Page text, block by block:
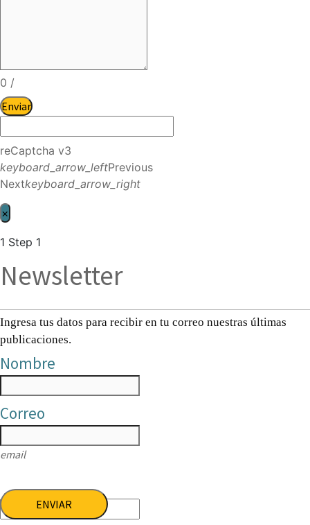
0 /
Enviar
reCaptcha v3
keyboard_arrow_leftPrevious
Nextkeyboard_arrow_right
×
1 Step 1
Newsletter
Ingresa tus datos para recibir en tu correo nuestras últimas
publicaciones.
Nombre
Correo
email
ENVIAR